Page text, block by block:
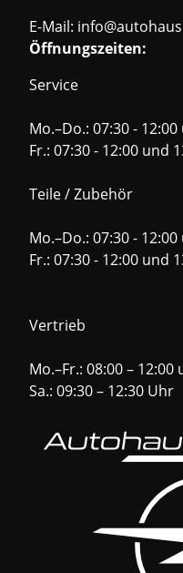
E-Mail:
Öffnungszeiten:
Service
Mo.–Do.: 07:30 -
Fr.: 07:30 - 12:00 und
Teile / Zubehör
Mo.–Do.: 07:30 -
Fr.: 07:30 - 12:00 und
Vertrieb
Mo.–Fr.: 08:00 –
Sa.: 09:30 – 12:30 Uhr